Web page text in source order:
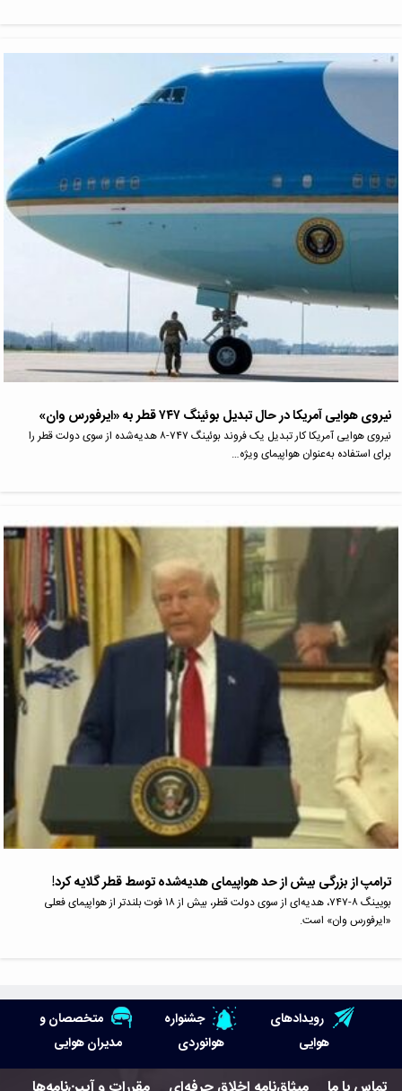
نیروی هوایی آمریکا در حال تبدیل بوئینگ ‌۷۴۷ قطر به «ایرفورس وان»
نیروی هوایی آمریکا کار تبدیل یک فروند بوئینگ ‌۷۴۷-۸ هدیه‌شده از سوی دولت قطر را
برای استفاده به‌عنوان هواپیمای ویژه…
ترامپ از بزرگی بیش از حد هواپیمای هدیه‌شده توسط قطر گلایه کرد!
بویینگ ۸-۷۴۷، هدیه‌ای از سوی دولت قطر، بیش از ۱۸ فوت بلندتر از هواپیمای فعلی
«ایرفورس وان» است.
رویدادهای
هوایی
جشنواره
هوانوردی
متخصصان و
مدیران هوایی